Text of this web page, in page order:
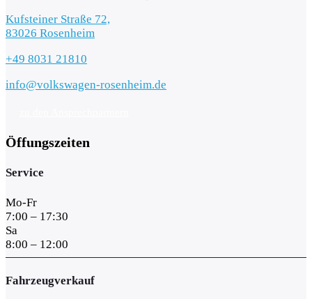
Kufsteiner Straße 72,
83026 Rosenheim
+49 8031 21810
info@volkswagen-rosenheim.de
Öffungszeiten
Service
Mo-Fr
7:00 – 17:30
Sa
8:00 – 12:00
Fahrzeugverkauf